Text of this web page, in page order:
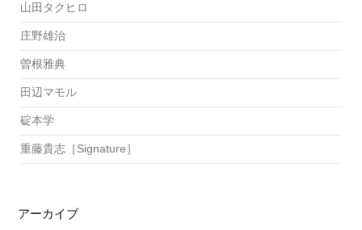
山田タクヒロ
庄野雄治
曽根雅典
田辺マモル
碇本学
重藤貴志［Signature］
アーカイブ